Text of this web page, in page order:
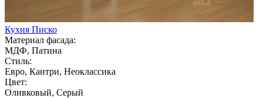
Кухня Писко
Материал фасада:
МДФ, Патина
Стиль:
Евро, Кантри, Неоклассика
Цвет:
Оливковый, Серый